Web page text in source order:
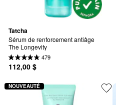
Tatcha
Sérum de renforcement antiâge
The Longevity
479
112,00 $
NOUVEAUTÉ